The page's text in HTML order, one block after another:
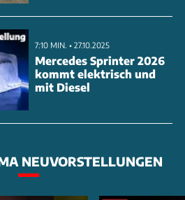
7:10 MIN. • 27.10.2025
Mercedes Sprinter 2026
kommt elektrisch und
mit Diesel
NEUVORSTELLUNGEN